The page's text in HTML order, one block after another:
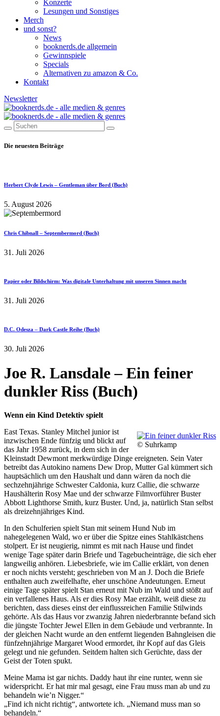
Konzerte
Lesungen und Sonstiges
Merch
und sonst?
News
booknerds.de allgemein
Gewinnspiele
Specials
Alternativen zu amazon & Co.
Kontakt
Newsletter
Die neuesten Beiträge
Herbert Clyde Lewis – Gentleman über Bord (Buch)
5. August 2026
Chris Chibnall – Septembermord (Buch)
31. Juli 2026
Papier oder Bildschirm: Was digitale Unterhaltung mit unseren Sinnen macht
31. Juli 2026
D.C. Odesza – Dark Castle Reihe (Buch)
30. Juli 2026
Joe R. Lansdale – Ein feiner
dunkler Riss (Buch)
Wenn ein Kind Detektiv spielt
© Suhrkamp
East Texas. Stanley Mitchel junior ist
inzwischen Ende fünfzig und blickt auf
das Jahr 1958 zurück, in dem sich in der
Kleinstadt Dewmont merkwürdige Dinge ereigneten. Sein Vater
betreibt das Autokino namens Dew Drop, Mutter Gal kümmert sich
hauptsächlich um den Haushalt und dann wären da noch die
sechzehnjährige Schwester Caldonia, kurz Callie, die schwarze
Haushälterin Rosy Mae und der schwarze Filmvorführer Buster
Abbott Lighthorse Smith, kurz Buster. Und, ja, natürlich Stan selbst
als dreizehnjähriges Kind.
In den Schulferien spielt Stan mit seinem Hund Nub im
nahegelegenen Wald, wo er über die Spitze eines Stahlkästchens
stolpert. Er ist neugierig, nimmt es mit nach Hause und findet
wenige Tage später darin Briefe und Tagebucheinträge, die sich eher
langweilig anhören. Liebesbriefe, wie im Callie erklärt, von denen
er noch nichts versteht; geschrieben von M an J. Doch die Briefe
enthalten auch zweifelhafte, eher unschöne Andeutungen. Erneut
einige Tage später spielt Stan erneut mit Nub im Wald und stößt auf
ein verfallenes Haus. Als er dies Rosy Mae erzählt, weiß diese zu
berichten, dass dieses einst der einflussreichen Familie Stilwinds
gehörte. Als das Haus vor zwanzig Jahren niederbrannte befand sich
die jüngste Tochter Jewel Ellen in dem Gebäude und verbrannte. In
der gleichen Nacht wurde an den entfernt liegenden Bahngleisen die
fünfzehnjährige Margaret Wood ermordet, ihr Kopf auf das Gleis
gelegt und nie gefunden. Seitdem halten sich Gerüchte, dass der
Geist der Toten spukt.
Meine Mama ist gar nichts. Daddy haut ihr eine runter, wenn sie
widerspricht. Er hat mir mal gesagt, eine Frau muss man ab und zu
behandeln wie’n Nigger.“
„Find ich nicht richtig“, antwortete ich. „Niemand muss man so
behandeln.“